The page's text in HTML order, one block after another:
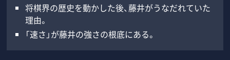
将棋界の歴史を動かした後、藤井がうなだれていた
理由。
「速さ」が藤井の強さの根底にある。